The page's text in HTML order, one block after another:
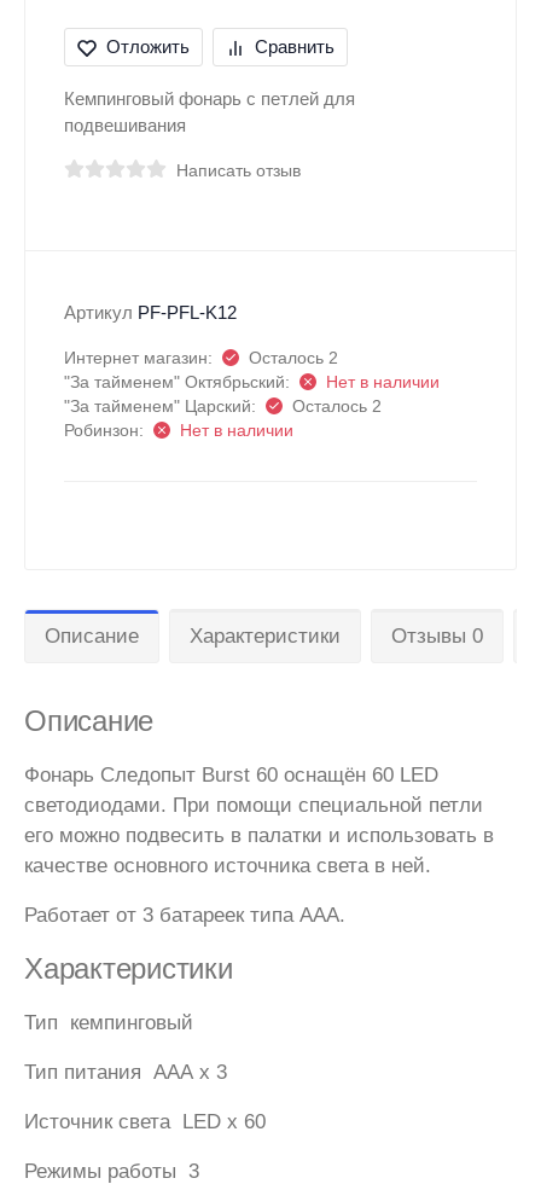
Отложить Сравнить
Кемпинговый фонарь с петлей для
подвешивания
Написать отзыв
Артикул PF-PFL-K12
Интернет магазин:
Осталось 2
"За тайменем" Октябрьский:
Нет в наличии
"За тайменем" Царский:
Осталось 2
Робинзон:
Нет в наличии
Описание Характеристики Отзывы 0
Описание
Фонарь Следопыт Burst 60 оснащён 60 LED
светодиодами. При помощи специальной петли
его можно подвесить в палатки и использовать в
качестве основного источника света в ней.
Работает от 3 батареек типа ААА.
Характеристики
Тип кемпинговый
Тип питания ААА x 3
Источник света LED x 60
Режимы работы 3